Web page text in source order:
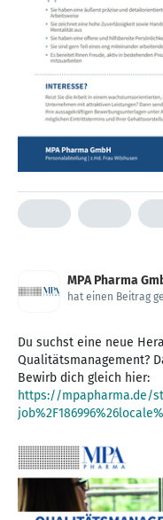
MPA Pharma
hat einen Beitrag
Du suchst eine neue
Qualitätsmanagement?
https://mpapharma.de/